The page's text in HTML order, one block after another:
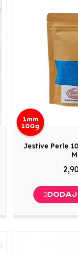
1mm
100g
Jestive Perle
DODAJ